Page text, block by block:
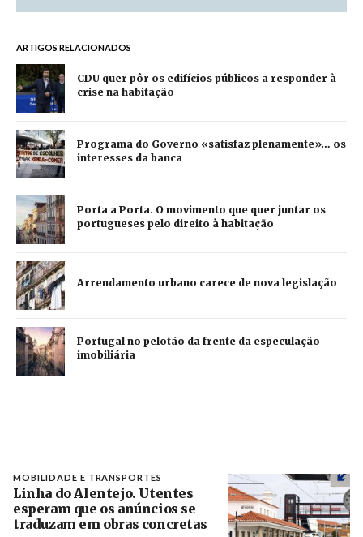
ARTIGOS RELACIONADOS
CDU quer pôr os edifícios públicos a responder à
crise na habitação
Programa do Governo «satisfaz plenamente»… os
interesses da banca
Porta a Porta. O movimento que quer juntar os
portugueses pelo direito à habitação
Arrendamento urbano carece de nova legislação
Portugal no pelotão da frente da especulação
imobiliária
MOBILIDADE E TRANSPORTES
Linha do Alentejo. Utentes
esperam que os anúncios se
traduzam em obras concretas